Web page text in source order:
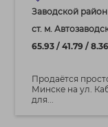
Заводской район
ст. м.
65.93 / 41.79 /
Продаётся
Минске на ул.
для...